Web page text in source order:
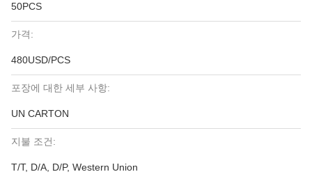
50PCS
가격:
480USD/PCS
포장에 대한 세부 사항:
UN CARTON
지불 조건:
T/T, D/A, D/P, Western Union